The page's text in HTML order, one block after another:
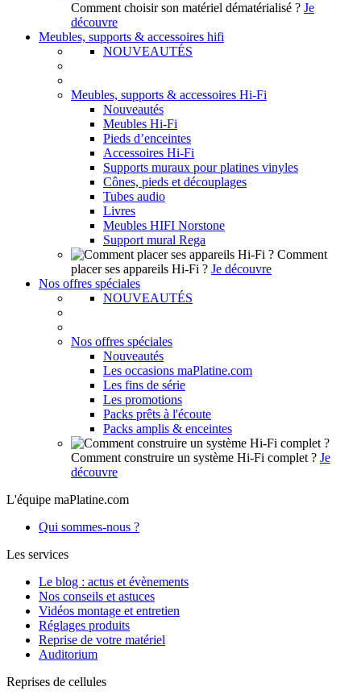
Comment choisir son matériel dématérialisé ? Je
découvre
Meubles, supports & accessoires hifi
NOUVEAUTÉS
Meubles, supports & accessoires Hi-Fi
Nouveautés
Meubles Hi-Fi
Pieds d’enceintes
Accessoires Hi-Fi
Supports muraux pour platines vinyles
Cônes, pieds et découplages
Tubes audio
Livres
Meubles HIFI Norstone
Support mural Rega
Comment
placer ses appareils Hi-Fi ? Je découvre
Nos offres spéciales
NOUVEAUTÉS
Nos offres spéciales
Nouveautés
Les occasions maPlatine.com
Les fins de série
Les promotions
Packs prêts à l'écoute
Packs amplis & enceintes
Comment construire un système Hi-Fi complet ? Je
découvre
L'équipe maPlatine.com
Qui sommes-nous ?
Les services
Le blog : actus et évènements
Nos conseils et astuces
Vidéos montage et entretien
Réglages produits
Reprise de votre matériel
Auditorium
Reprises de cellules